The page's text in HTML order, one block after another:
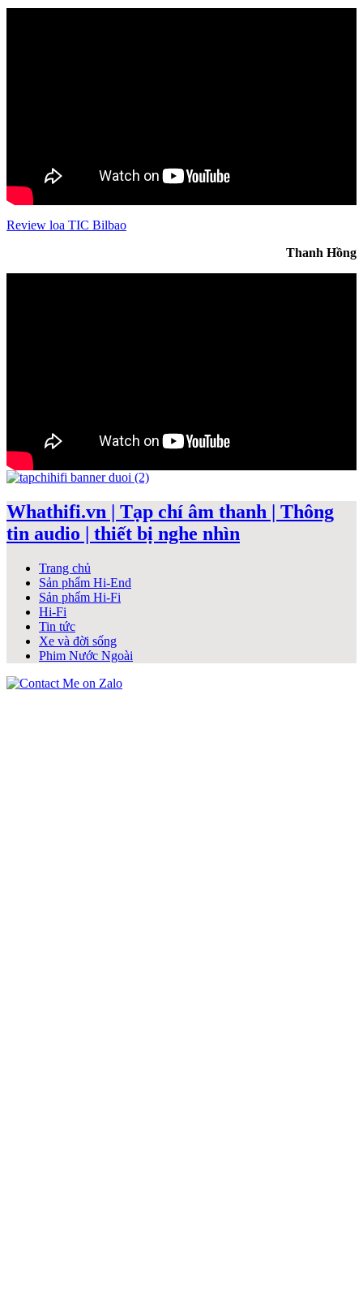
Review loa TIC Bilbao
Thanh Hồng
Whathifi.vn | Tạp chí âm thanh | Thông
tin audio | thiết bị nghe nhìn
Trang chủ
Sản phẩm Hi-End
Sản phẩm Hi-Fi
Hi-Fi
Tin tức
Xe và đời sống
Phim Nước Ngoài